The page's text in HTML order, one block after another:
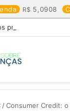
5,0908
produtos que mais
/Consumer Credit: o